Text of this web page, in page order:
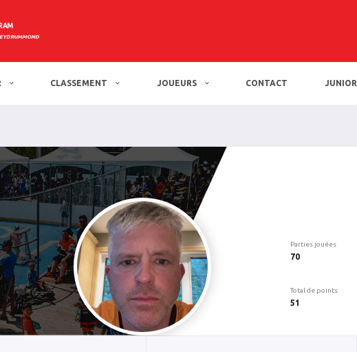
CLASSEMENT JOUEURS CONTACT JUNIOR
Parties jouées
70
Total de points
51